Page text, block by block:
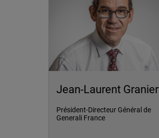
Jean-Laurent Granier
Président-Directeur Général de
Generali France